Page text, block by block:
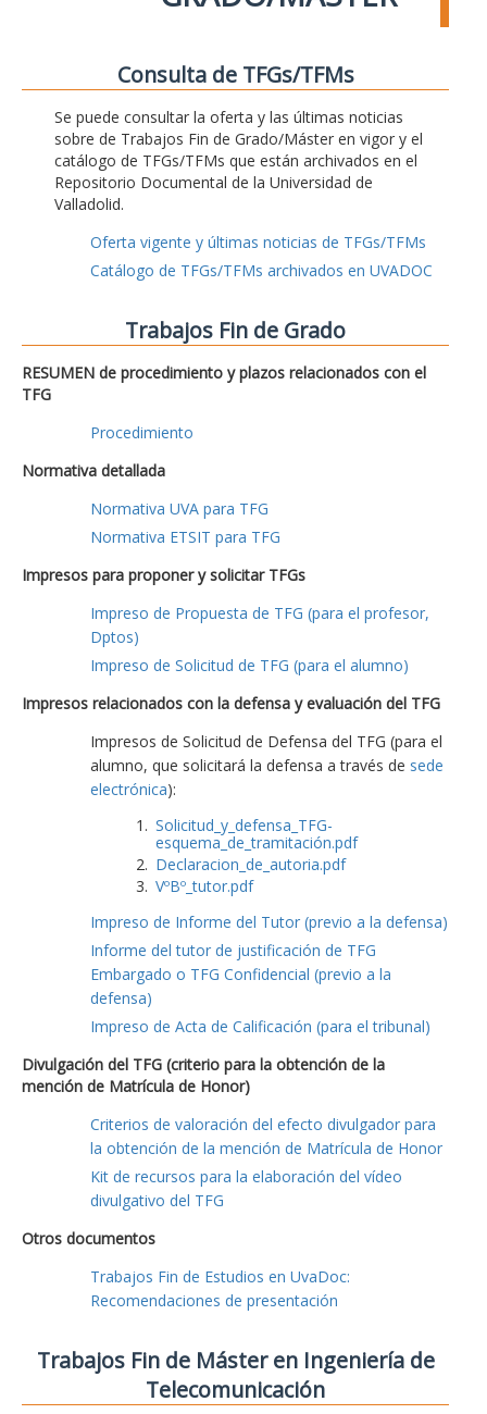
Consulta de TFGs/TFMs
Se puede consultar la oferta y las últimas noticias
sobre de Trabajos Fin de Grado/Máster en vigor y el
catálogo de TFGs/TFMs que están archivados en el
Repositorio Documental de la Universidad de
Valladolid.
Oferta vigente y últimas noticias de TFGs/TFMs
Catálogo de TFGs/TFMs archivados en UVADOC
Trabajos Fin de Grado
RESUMEN de procedimiento y plazos relacionados con el
TFG
Procedimiento
Normativa detallada
Normativa UVA para TFG
Normativa ETSIT para TFG
Impresos para proponer y solicitar TFGs
Impreso de Propuesta de TFG (para el profesor,
Dptos)
Impreso de Solicitud de TFG (para el alumno)
Impresos relacionados con la defensa y evaluación del TFG
Impresos de Solicitud de Defensa del TFG (para el
alumno, que solicitará la defensa a través de sede
electrónica):
Solicitud_y_defensa_TFG-
esquema_de_tramitación.pdf
Declaracion_de_autoria.pdf
VºBº_tutor.pdf
Impreso de Informe del Tutor (previo a la defensa)
Informe del tutor de justificación de TFG
Embargado o TFG Confidencial (previo a la
defensa)
Impreso de Acta de Calificación (para el tribunal)
Divulgación del TFG (criterio para la obtención de la
mención de Matrícula de Honor)
Criterios de valoración del efecto divulgador para
la obtención de la mención de Matrícula de Honor
Kit de recursos para la elaboración del vídeo
divulgativo del TFG
Otros documentos
Trabajos Fin de Estudios en UvaDoc:
Recomendaciones de presentación
Trabajos Fin de Máster en Ingeniería de
Telecomunicación